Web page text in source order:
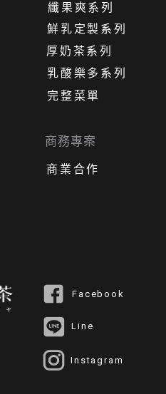
Facebook
Instagram
Line
商務專案
商業合作
乳酸樂多系列
厚奶茶系列
鮮乳定製系列
纖果爽系列
完整菜單